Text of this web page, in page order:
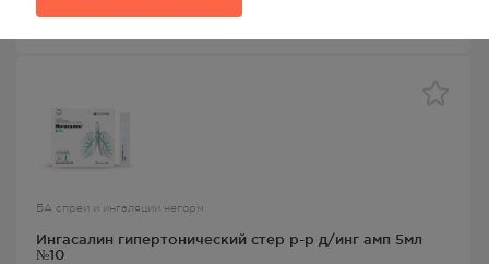
3025.00Р
БА спреи и ингаляции негорм
Ингасалин гипертонический стер р-р д/инг амп 5мл
№10